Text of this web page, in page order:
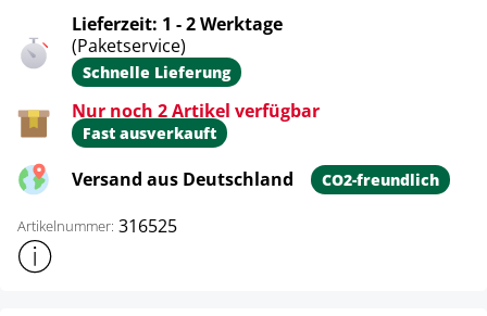
Lieferzeit: 1 - 2 Werktage
(Paketservice)
Schnelle Lieferung
Nur noch 2 Artikel verfügbar
Fast ausverkauft
Versand aus Deutschland CO2-freundlich
Artikelnummer: 316525
Weitere Produktinformationen anzeigen